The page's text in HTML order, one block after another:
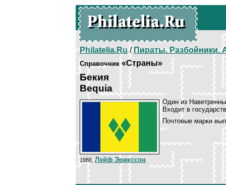
Philatelia.Ru/Пираты. Разбойники.
Справочник«Страны»
Бекия
Bequia
Один из
Входит в
Почтовые марки
1988,Лейф Эрикссон